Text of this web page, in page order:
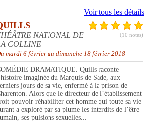
Voir tous les détails
(10 notes)
NATIONAL DE
COLLINE
mardi 6 février au dimanche 18 février 2018
DRAMATIQUE. Quills raconte
imaginée du Marquis de Sade, aux
jours de sa vie, enfermé à la prison de
Alors que le directeur de l’établissement
pouvoir réhabiliter cet homme qui toute sa vie
a exploré par sa plume les interdits de l’être
ses pulsions sexuelles...